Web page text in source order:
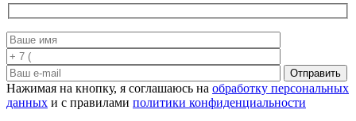
Отправить
Нажимая на кнопку, я соглашаюсь на обработку персональных
данных и с правилами политики конфиденциальности